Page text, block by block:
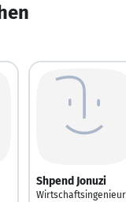
Shpend Jonuzi
Wirtschaftsingenieur